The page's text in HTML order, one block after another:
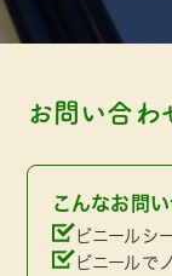
お問い合わ
こんなお問
ビニールシ
ビニールで